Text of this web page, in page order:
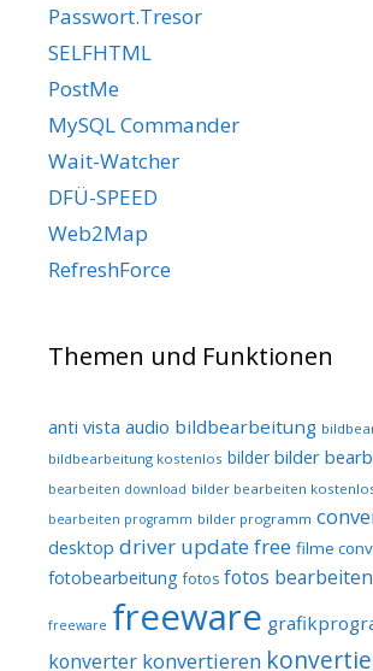
Passwort.Tresor
SELFHTML
PostMe
MySQL Commander
Wait-Watcher
DFÜ-SPEED
Web2Map
RefreshForce
Themen und Funktionen
anti vista audio bildbearbeitung
bildbearbeitung kostenlos bilder bilder
bearbeiten download bilder bearbeiten
bearbeiten programm bilder programm
desktop driver update free filme
fotobearbeitung fotos fotos bearbeiten
freeware freeware
konverter konvertieren